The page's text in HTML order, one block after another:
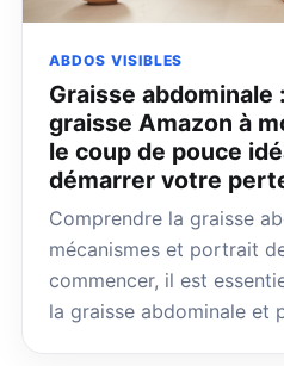
ABDOS VISIBLES
Graisse abdominale
graisse Amazon à
le coup de pouce
démarrer votre
Comprendre la graisse
mécanismes et portrait
commencer, il est
la graisse abdominale et